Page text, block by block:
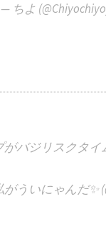
— ちよ
がバジリスクタ
がういにゃんだ✨